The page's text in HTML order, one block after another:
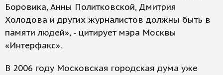
Боровика, Анны Политковской, Дмитрия
Холодова и других журналистов должны быть в
памяти людей», - цитирует мэра Москвы
«Интерфакс».
В 2006 году Московская городская дума уже